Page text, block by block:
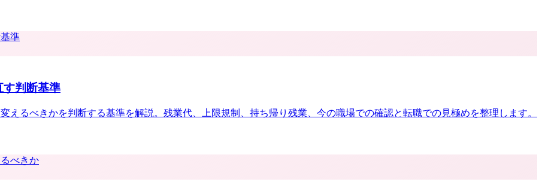
す判断基準
えるべきかを判断する基準を解説。残業代、上限規制、持ち帰り残業、今の職場での確認と転職での見極めを整理します。